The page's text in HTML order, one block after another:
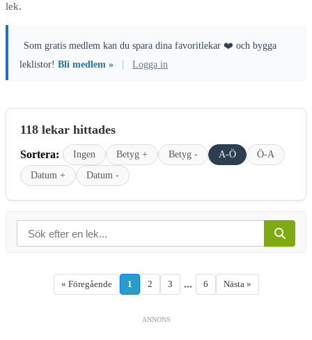
lek.
Som gratis medlem kan du spara dina favoritlekar ❤️ och bygga
leklistor! Bli medlem » Logga in
118 lekar hittades
Sortera: Ingen Betyg + Betyg - A-Ö
Ö-A
Datum +
Datum -
« Föregående 1 2 3 ... 6 Nästa »
ANNONS